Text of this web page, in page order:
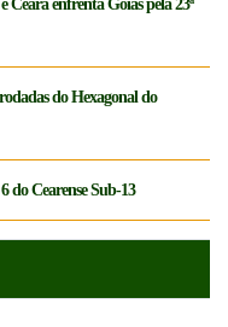
Ceará enfrenta Goiás pela 23ª
do Hexagonal do
do Cearense Sub-13